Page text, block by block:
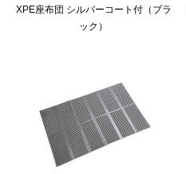
XPE座布団 シルバーコート付（ブラ
ック）